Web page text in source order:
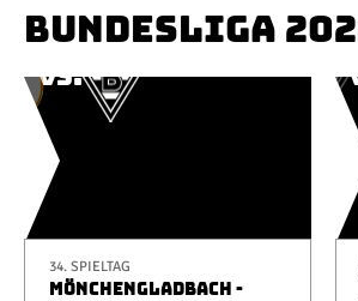
BUNDESLIGA
34. SPIELTAG
MÖNCHENGLADBACH -